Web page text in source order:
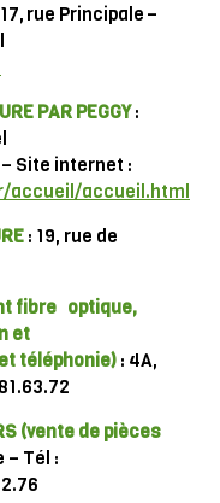
17, rue Principale –
PAR PEGGY:
– Site internet :
accueil/accueil.html
: 19, rue de
fibre optique,
et
téléphonie) : 4A,
(vente de pièces
– Tél :